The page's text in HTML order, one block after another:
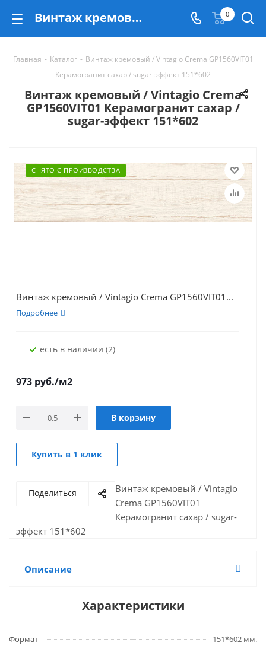
Винтаж кремовый / Vintagio Crema GP1560VIT01 Керамогранит сахар / sugar-эффект 151*602 - купить в Екатеринбурге 0
Главная - Каталог - Винтаж кремовый / Vintagio Crema GP1560VIT01
Керамогранит сахар / sugar-эффект 151*602
Винтаж кремовый / Vintagio Crema
GP1560VIT01 Керамогранит сахар /
sugar-эффект 151*602
СНЯТО С ПРОИЗВОДСТВА
Винтаж кремовый / Vintagio Crema GP1560VIT01...
Подробнее
Есть в наличии (2)
973 руб./м2
В корзину
Купить в 1 клик
Поделиться
Винтаж кремовый / Vintagio
Crema GP1560VIT01
Керамогранит сахар / sugar-
эффект 151*602
Описание
Характеристики
Формат
151*602 мм.